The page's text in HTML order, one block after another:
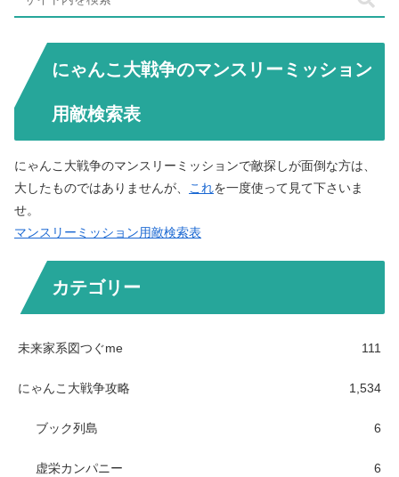
にゃんこ大戦争のマンスリーミッション
用敵検索表
にゃんこ大戦争のマンスリーミッションで敵探しが面倒な方は、
大したものではありませんが、
これを一度使って見て下さいま
せ。
マンスリーミッション用敵検索表
カテゴリー
未来家系図つぐme 111
にゃんこ大戦争攻略 1,534
ブック列島 6
虚栄カンパニー 6